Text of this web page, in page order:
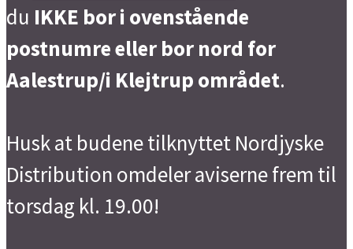
du IKKE bor i ovenstående
postnumre eller bor nord for
Aalestrup/i Klejtrup området.
Husk at budene tilknyttet Nordjyske
Distribution omdeler aviserne frem til
torsdag kl. 19.00!